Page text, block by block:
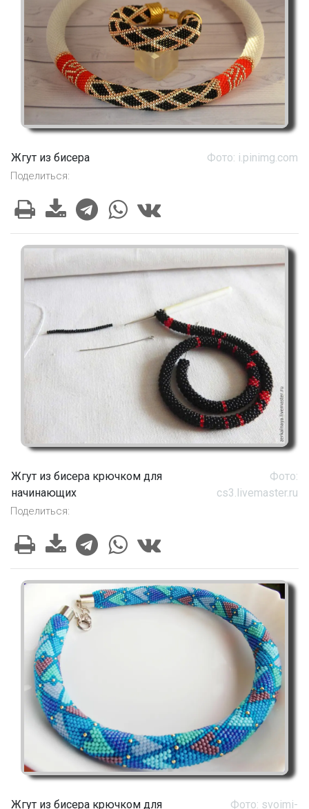
Жгут из бисера Фото: i.pinimg.com
Поделиться:
Жгут из бисера крючком для
начинающих
Фото:
cs3.livemaster.ru
Поделиться:
Жгут из бисера крючком для Фото: svoimi-